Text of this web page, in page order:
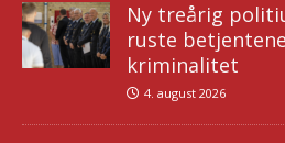
Ny treårig
ruste
kriminalitet
4. august 2026